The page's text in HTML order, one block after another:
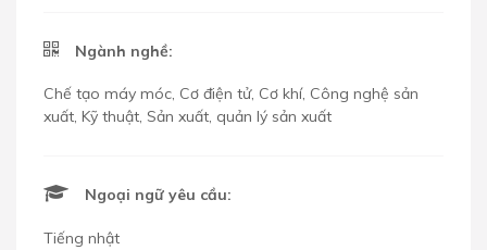
Ngành nghề:
Chế tạo máy móc, Cơ điện tử, Cơ khí, Công nghệ sản
xuất, Kỹ thuật, Sản xuất, quản lý sản xuất
Ngoại ngữ yêu cầu:
Tiếng nhật